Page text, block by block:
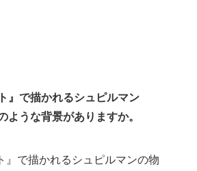
』で描かれるシュピルマン
ような背景がありますか。
』で描かれるシュピルマンの物